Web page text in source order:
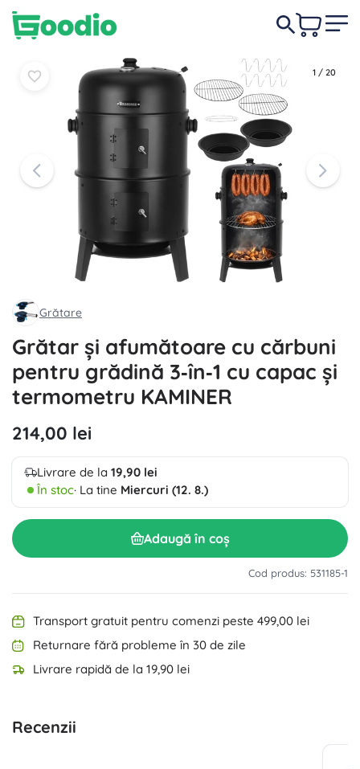
1 / 20
Grătare
Grătar și afumătoare cu cărbuni
pentru grădină 3‑în‑1 cu capac și
termometru KAMINER
214,00 lei
Livrare de la 19,90 lei
În stoc· La tine Miercuri (12. 8.)
Adaugă în coș
Cod produs: 531185-1
Transport gratuit pentru comenzi peste 499,00 lei
Returnare fără probleme în 30 de zile
Livrare rapidă de la 19,90 lei
Recenzii
214,00 lei În coșÎn coș